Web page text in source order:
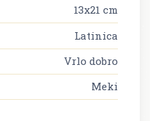
13x21 cm
Latinica
Vrlo dobro
Meki